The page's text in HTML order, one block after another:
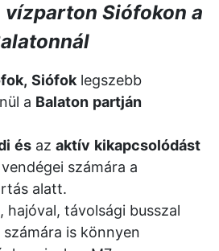
Siófokon a
Siófok legszebb
a Balaton partján
és az aktív kikapcsolódást
számára a
alatt.
hajóval, távolsági busszal
is könnyen